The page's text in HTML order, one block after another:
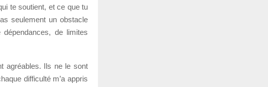
te soutient, et ce que tu
seulement un obstacle
de limites
agréables. Ils ne le sont
difficulté m’a appris